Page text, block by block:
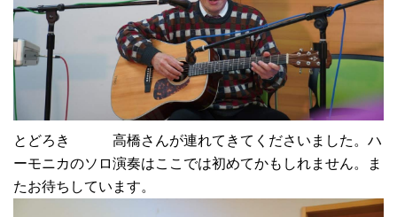
とどろき 高橋さんが連れてきてくださいました。ハ
ーモニカのソロ演奏はここでは初めてかもしれません。ま
たお待ちしています。